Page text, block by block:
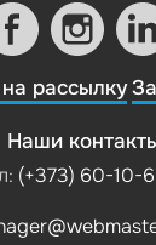
рассылку
Наши
(+373) 60-10-